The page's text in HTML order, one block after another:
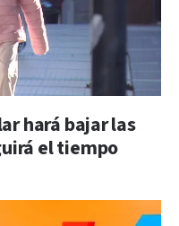
hará bajar las
el tiempo